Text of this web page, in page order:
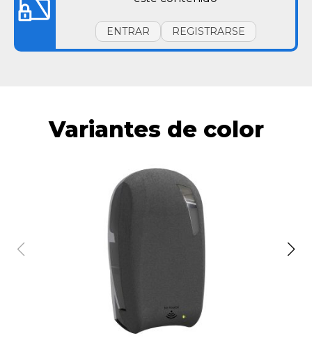
ENTRAR REGISTRARSE
Variantes de color